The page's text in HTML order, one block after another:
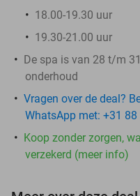
18.00-19.30 uur
19.30-21.00 uur
De spa is van 28 t/m
onderhoud
Vragen over de deal?
WhatsApp met: +31
Koop zonder zorgen,
verzekerd (meer info)